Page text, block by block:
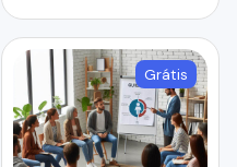
Grátis